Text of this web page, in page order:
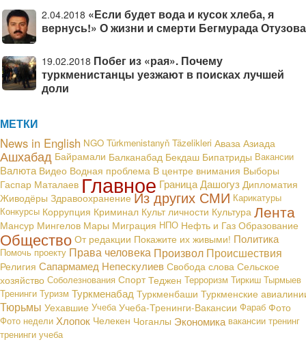
2.04.2018 «Если будет вода и кусок хлеба, я
вернусь!» О жизни и смерти Бегмурада Отузова
19.02.2018 Побег из «рая». Почему
туркменистанцы уезжают в поисках лучшей
доли
МЕТКИ
News in English NGO Türkmenistanyň Täzelikleri Аваза Азиада
Ашхабад Байрамали Балканабад Бекдаш Бипатриды Вакансии
Валюта Видео Водная проблема В центре внимания Выборы
Гаспар Маталаев Главное ГраницаДашогуз Дипломатия
Живодёры Здравоохранение Из других СМИ Карикатуры
Конкурсы Коррупция Криминал Культ личности Культура Лента
Мансур Мингелов Мары Миграция НПО Нефть и Газ Образование
Общество От редакции Покажите их живыми! Политика
Помочь проекту Права человека Произвол Происшествия
Религия Сапармамед Непескулиев Свобода слова Сельское
хозяйство Соболезнования Спорт Теджен Терроризм Тиркиш Тырмыев
Тренинги Туризм Туркменабад Туркменбаши Туркменские
Тюрьмы Уехавшие Учеба Учеба-Тренинги-Вакансии Фараб Фото
Фото недели Хлопок Челекен Чоганлы Экономика вакансии тренинг
тренинги учеба